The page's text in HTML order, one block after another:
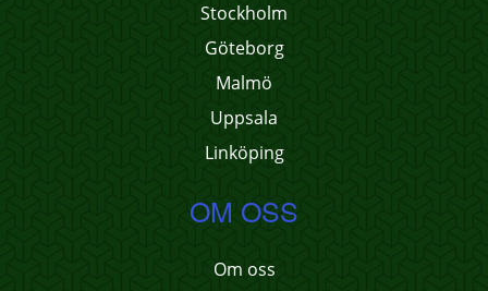
Stockholm
Göteborg
Malmö
Uppsala
Linköping
OM OSS
Om oss